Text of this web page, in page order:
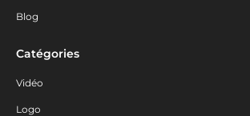
Blog
Catégories
Vidéo
Logo